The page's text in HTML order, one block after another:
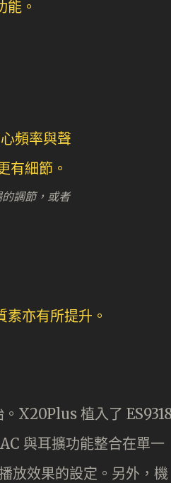
調節，或者
X20Plus 植入了
與耳擴功能整合在單一
放效果的設定。另外，機